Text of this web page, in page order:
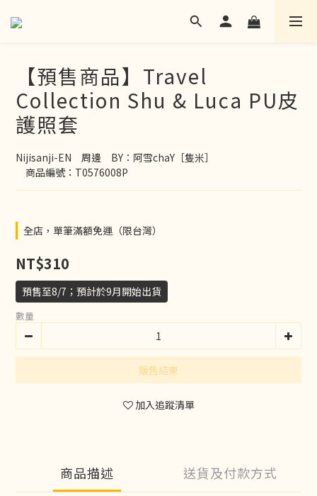
【預售商品】Travel
Collection Shu & Luca PU皮
護照套
Nijisanji-EN　周邊　BY：阿雪chaY［隻米］
商品編號：T0576008P
全店，單筆滿額免運（限台灣）
NT$310
預售至8/7；預計於9月開始出貨
數量
販售結束
加入追蹤清單
商品描述 送貨及付款方式